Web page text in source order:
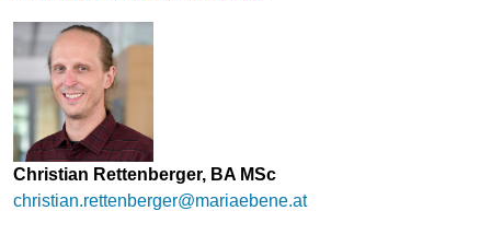
Christian Rettenberger, BA MSc
christian.rettenberger@mariaebene.at